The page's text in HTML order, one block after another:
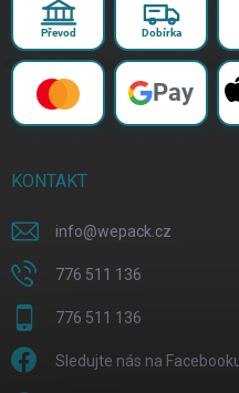
Převod Dobírka
Pay
KONTAKT
info@wepack.cz
776 511 136
776 511 136
Sledujte nás na